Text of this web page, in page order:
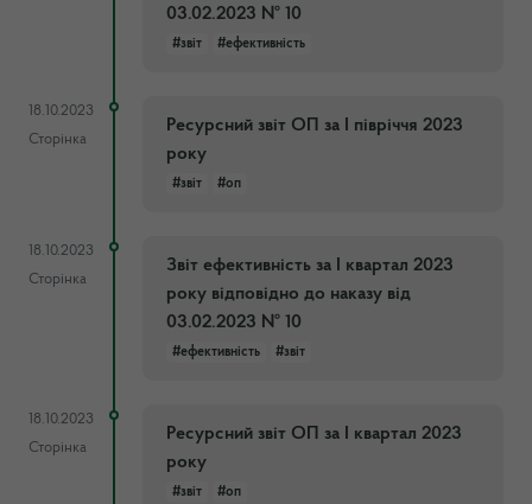
03.02.2023 № 10
#звіт #ефективність
18.10.2023
Сторінка
Ресурсний звіт ОП за І півріччя 2023
року
#звіт #оп
18.10.2023
Сторінка
Звіт ефективність за І квартал 2023
року відповідно до наказу від
03.02.2023 № 10
#ефективність #звіт
18.10.2023
Сторінка
Ресурсний звіт ОП за І квартал 2023
року
#звіт #оп